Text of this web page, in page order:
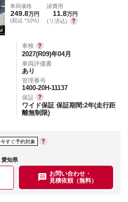
車両価格
249.8万円
(税込 *10%)
諸費用
11.8万円
(リ済込)
車検
2027(R09)年04月
車両評価書
あり
管理番号
1400-20H-11137
保証
ワイド保証 保証期間:2年(走行距
離無制限)
今すぐ予約対象
愛知県
お問い合わせ・
見積依頼（無料）